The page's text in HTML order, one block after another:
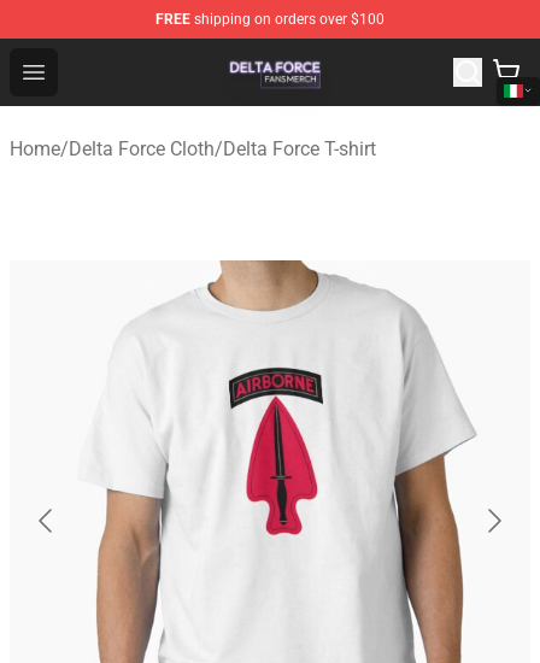
FREE shipping on orders over $100
Open menu
Delta Force Shop - Official Delta Force Merchandise
Home/Delta Force Cloth/Delta Force T-shirt